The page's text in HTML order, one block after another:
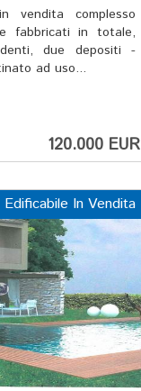
vendita complesso
fabbricati in totale,
due depositi -
ad uso...
120.000 EUR
Edificabile In Vendita